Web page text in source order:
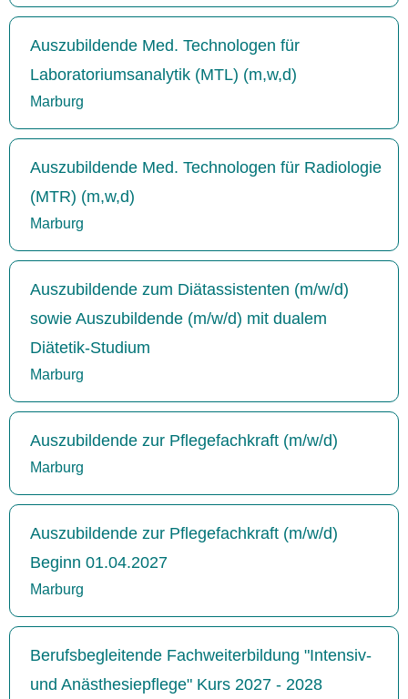
Auszubildende Med. Technologen für
Laboratoriumsanalytik (MTL) (m,w,d)
Marburg
Auszubildende Med. Technologen für Radiologie
(MTR) (m,w,d)
Marburg
Auszubildende zum Diätassistenten (m/w/d)
sowie Auszubildende (m/w/d) mit dualem
Diätetik-Studium
Marburg
Auszubildende zur Pflegefachkraft (m/w/d)
Marburg
Auszubildende zur Pflegefachkraft (m/w/d)
Beginn 01.04.2027
Marburg
Berufsbegleitende Fachweiterbildung "Intensiv-
und Anästhesiepflege" Kurs 2027 - 2028